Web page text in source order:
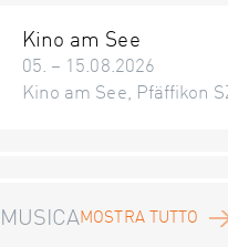
Kino am See
05. – 15.08.2026
Kino am See, Pfäffikon
MUSICAMOSTRA TUTTO